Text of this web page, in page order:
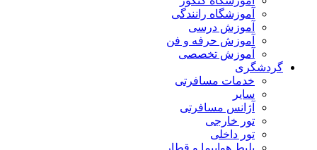
آموزشگاه رانندگی
آموزش درسی
آموزش حرفه و فن
آموزش تخصصی
گردشگری
خدمات مسافرتی
سایر
آژانس مسافرتی
تور خارجی
تور داخلی